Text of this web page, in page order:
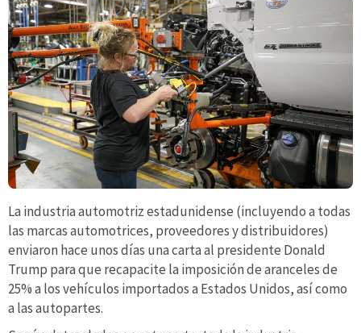
La industria automotriz estadunidense (incluyendo a todas
las marcas automotrices, proveedores y distribuidores)
enviaron hace unos días una carta al presidente Donald
Trump para que recapacite la imposición de aranceles de
25% a los vehículos importados a Estados Unidos, así como
a las autopartes.